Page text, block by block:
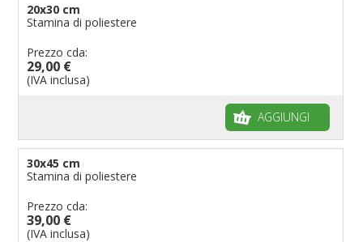
20x30 cm
Stamina di poliestere
Prezzo cda:
29,00 €
(IVA inclusa)
AGGIUNGI
30x45 cm
Stamina di poliestere
Prezzo cda:
39,00 €
(IVA inclusa)